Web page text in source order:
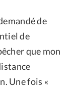
de
de
que mon
Une fois «